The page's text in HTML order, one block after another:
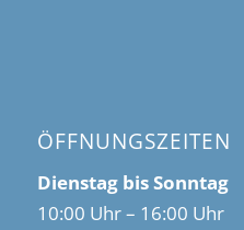
ÖFFNUNGSZEITEN
Dienstag bis Sonntag
10:00 Uhr – 16:00 Uhr